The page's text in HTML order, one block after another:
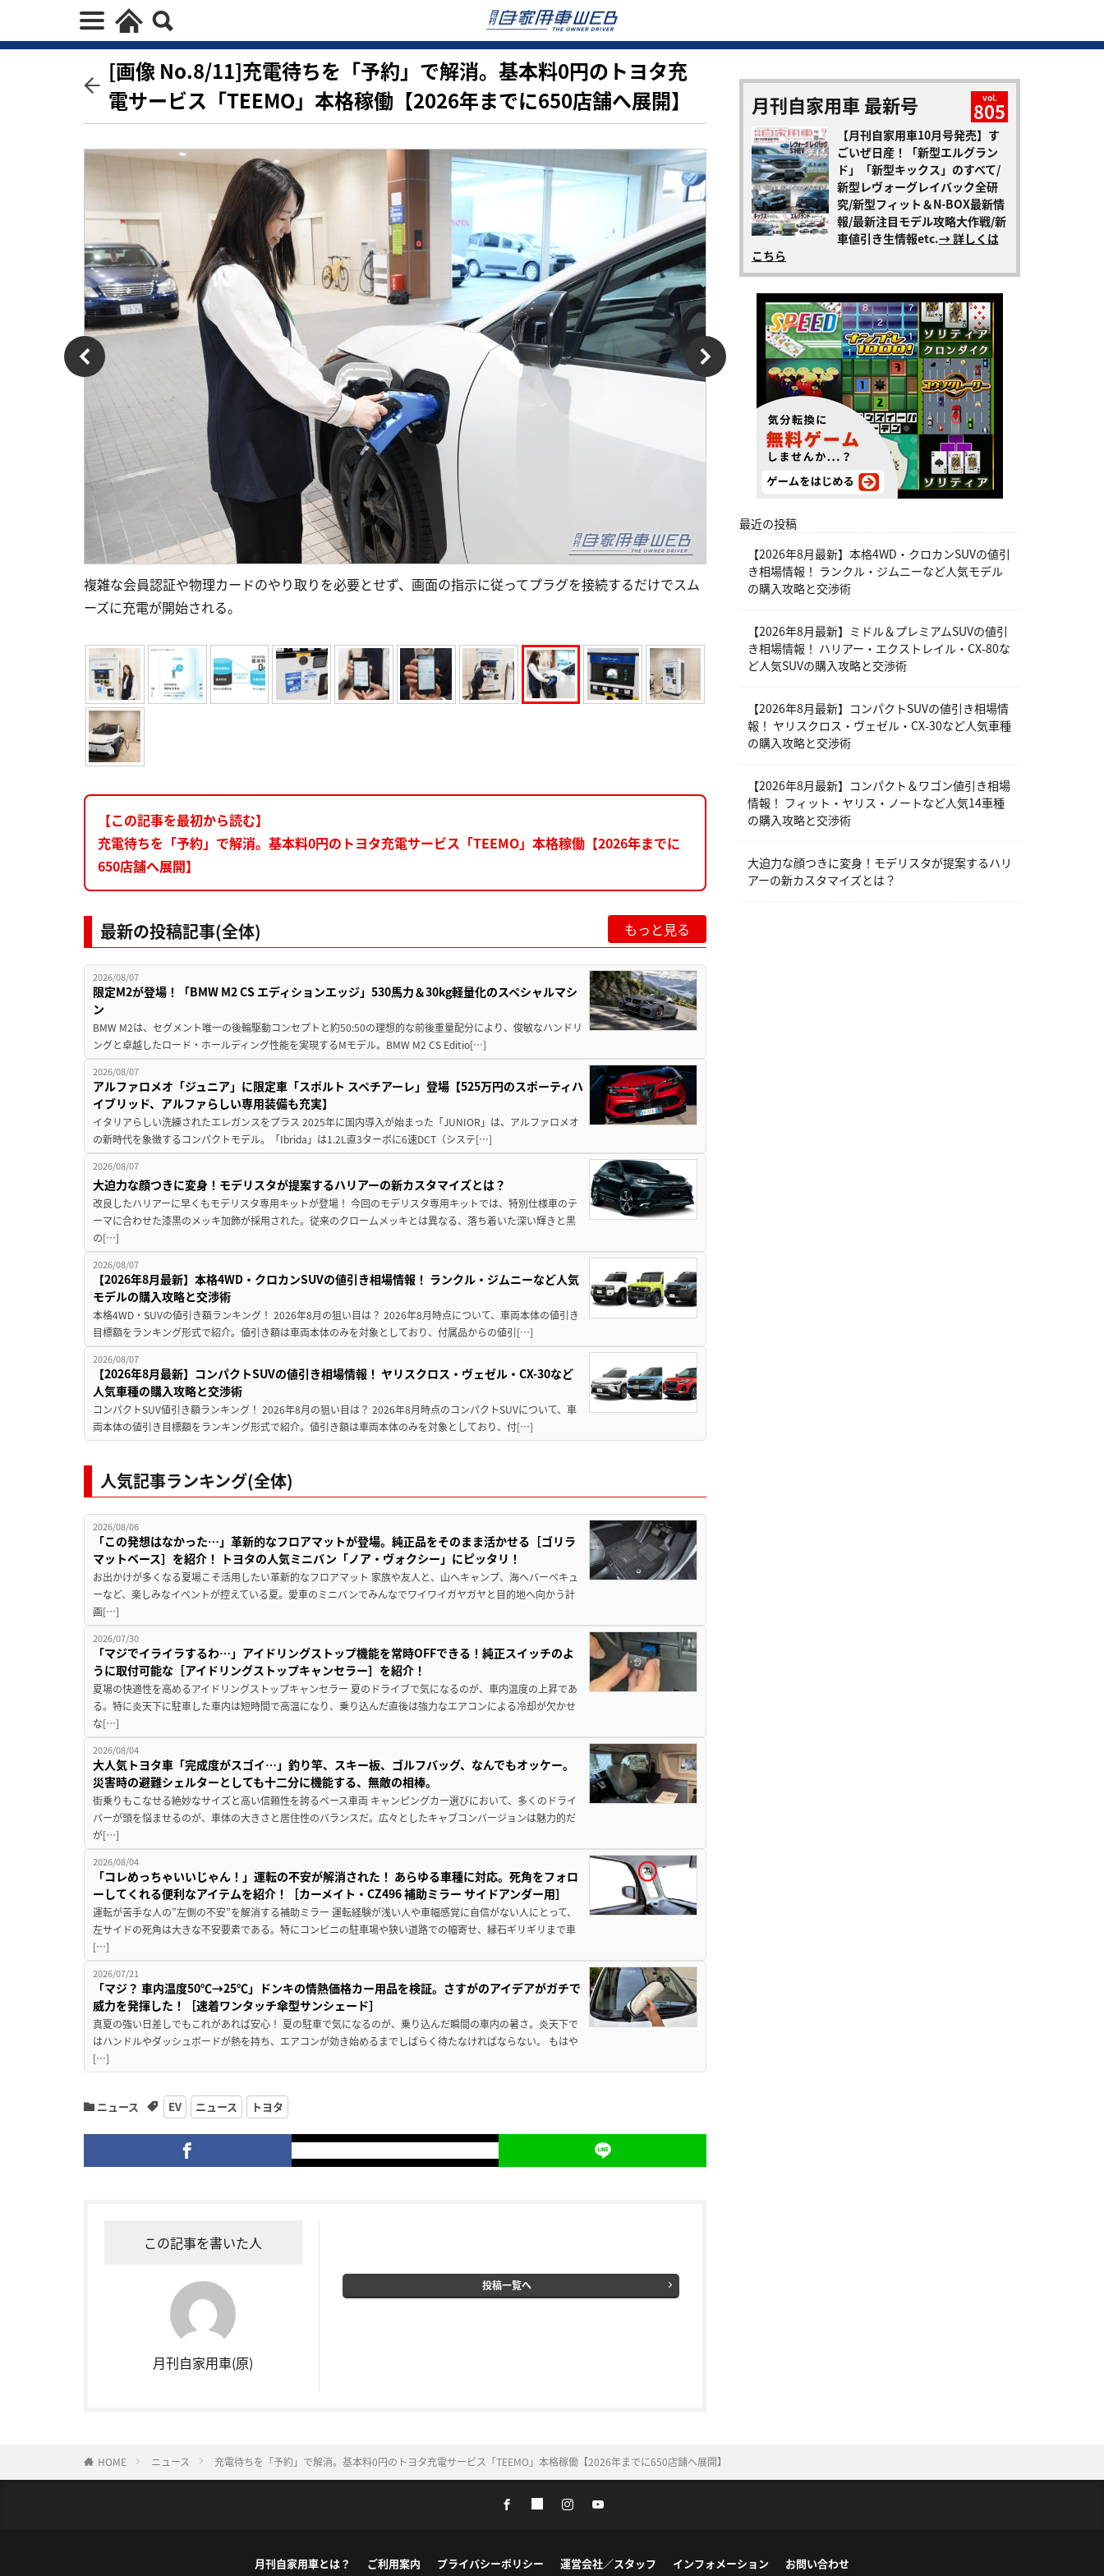
[画像 No.8/11]充電待ちを「予約」で解消。基本料0円のトヨタ充
電サービス「TEEMO」本格稼働【2026年までに650店舗へ展開】
複雑な会員認証や物理カードのやり取りを必要とせず、画面の指示に従ってプラグを接続するだけでスム
ーズに充電が開始される。
【この記事を最初から読む】
充電待ちを「予約」で解消。基本料0円のトヨタ充電サービス「TEEMO」本格稼働【2026年までに
650店舗へ展開】
最新の投稿記事(全体) もっと見る
2026/08/07
限定M2が登場！「BMW M2 CS エディションエッジ」530馬力＆30kg軽量化のスペシャルマシ
ン
BMW M2は、セグメント唯一の後輪駆動コンセプトと約50:50の理想的な前後重量配分により、俊敏なハンドリ
ングと卓越したロード・ホールディング性能を実現するMモデル。BMW M2 CS Editio[…]
2026/08/07
アルファロメオ「ジュニア」に限定車「スポルト スペチアーレ」登場【525万円のスポーティハ
イブリッド、アルファらしい専用装備も充実】
イタリアらしい洗練されたエレガンスをプラス 2025年に国内導入が始まった「JUNIOR」は、アルファロメオ
の新時代を象徴するコンパクトモデル。「Ibrida」は1.2L直3ターボに6速DCT（システ[…]
2026/08/07
大迫力な顔つきに変身！モデリスタが提案するハリアーの新カスタマイズとは？
改良したハリアーに早くもモデリスタ専用キットが登場！ 今回のモデリスタ専用キットでは、特別仕様車のテ
ーマに合わせた漆黒のメッキ加飾が採用された。従来のクロームメッキとは異なる、落ち着いた深い輝きと黒
の[…]
2026/08/07
【2026年8月最新】本格4WD・クロカンSUVの値引き相場情報！ ランクル・ジムニーなど人気
モデルの購入攻略と交渉術
本格4WD・SUVの値引き額ランキング！ 2026年8月の狙い目は？ 2026年8月時点について、車両本体の値引き
目標額をランキング形式で紹介。値引き額は車両本体のみを対象としており、付属品からの値引[…]
2026/08/07
【2026年8月最新】コンパクトSUVの値引き相場情報！ ヤリスクロス・ヴェゼル・CX-30など
人気車種の購入攻略と交渉術
コンパクトSUV値引き額ランキング！ 2026年8月の狙い目は？ 2026年8月時点のコンパクトSUVについて、車
両本体の値引き目標額をランキング形式で紹介。値引き額は車両本体のみを対象としており、付[…]
人気記事ランキング(全体)
2026/08/06
「この発想はなかった…」革新的なフロアマットが登場。純正品をそのまま活かせる［ゴリラ
マットベース］を紹介！ トヨタの人気ミニバン「ノア・ヴォクシー」にピッタリ！
お出かけが多くなる夏場こそ活用したい革新的なフロアマット 家族や友人と、山へキャンプ、海へバーベキュ
ーなど、楽しみなイベントが控えている夏。愛車のミニバンでみんなでワイワイガヤガヤと目的地へ向かう計
画[…]
2026/07/30
「マジでイライラするわ…」アイドリングストップ機能を常時OFFできる！純正スイッチのよ
うに取付可能な［アイドリングストップキャンセラー］を紹介！
夏場の快適性を高めるアイドリングストップキャンセラー 夏のドライブで気になるのが、車内温度の上昇であ
る。特に炎天下に駐車した車内は短時間で高温になり、乗り込んだ直後は強力なエアコンによる冷却が欠かせ
な[…]
2026/08/04
大人気トヨタ車「完成度がスゴイ…」釣り竿、スキー板、ゴルフバッグ、なんでもオッケー。
災害時の避難シェルターとしても十二分に機能する、無敵の相棒。
街乗りもこなせる絶妙なサイズと高い信頼性を誇るベース車両 キャンピングカー選びにおいて、多くのドライ
バーが頭を悩ませるのが、車体の大きさと居住性のバランスだ。広々としたキャブコンバージョンは魅力的だ
が[…]
2026/08/04
「コレめっちゃいいじゃん！」運転の不安が解消された！ あらゆる車種に対応。死角をフォロ
ーしてくれる便利なアイテムを紹介！［カーメイト・CZ496 補助ミラー サイドアンダー用］
運転が苦手な人の”左側の不安”を解消する補助ミラー 運転経験が浅い人や車幅感覚に自信がない人にとって、
左サイドの死角は大きな不安要素である。特にコンビニの駐車場や狭い道路での幅寄せ、縁石ギリギリまで車
[…]
2026/07/21
「マジ？ 車内温度50℃→25℃」ドンキの情熱価格カー用品を検証。さすがのアイデアがガチで
威力を発揮した！［速着ワンタッチ傘型サンシェード］
真夏の強い日差しでもこれがあれば安心！ 夏の駐車で気になるのが、乗り込んだ瞬間の車内の暑さ。炎天下で
はハンドルやダッシュボードが熱を持ち、エアコンが効き始めるまでしばらく待たなければならない。 もはや
[…]
ニュース EV ニュース トヨタ
この記事を書いた人
月刊自家用車(原)
投稿一覧へ
月刊自家用車 最新号 vol.
805
【月刊自家用車10月号発売】す
ごいぜ日産！「新型エルグラン
ド」「新型キックス」のすべて/
新型レヴォーグレイバック全研
究/新型フィット＆N-BOX最新情
報/最新注目モデル攻略大作戦/新
車値引き生情報etc.→ 詳しくは
こちら
最近の投稿
【2026年8月最新】本格4WD・クロカンSUVの値引
き相場情報！ ランクル・ジムニーなど人気モデル
の購入攻略と交渉術
【2026年8月最新】ミドル＆プレミアムSUVの値引
き相場情報！ ハリアー・エクストレイル・CX-80な
ど人気SUVの購入攻略と交渉術
【2026年8月最新】コンパクトSUVの値引き相場情
報！ ヤリスクロス・ヴェゼル・CX-30など人気車種
の購入攻略と交渉術
【2026年8月最新】コンパクト＆ワゴン値引き相場
情報！ フィット・ヤリス・ノートなど人気14車種
の購入攻略と交渉術
大迫力な顔つきに変身！モデリスタが提案するハリ
アーの新カスタマイズとは？
HOME ニュース 充電待ちを「予約」で解消。基本料0円のトヨタ充電サービス「TEEMO」本格稼働【2026年までに650店舗へ展開】
月刊自家用車とは？ ご利用案内 プライバシーポリシー 運営会社／スタッフ インフォメーション お問い合わせ